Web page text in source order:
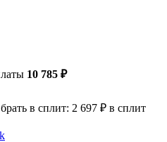
10 785 ₽
в сплит: 2 697 ₽ в сплит